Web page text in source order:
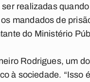
realizadas
mandados de
do Ministério
Rodrigues, um
à sociedade.